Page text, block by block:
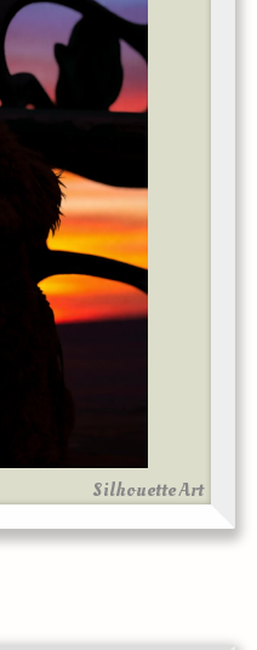
Silhouette Art